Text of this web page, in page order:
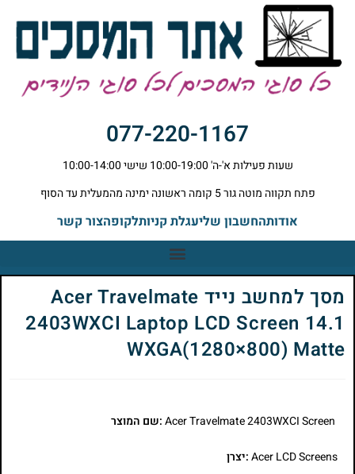
077-220-1167
שעות פעילות א'-ה' 10:00-19:00 שישי 10:00-14:00
פתח תקווה מוטה גור 5 קומה ראשונה ימינה מהמעלית עד הסוף
אודותהחשבון שליעגלת קניותלקופהצור קשר
מסך למחשב נייד Acer Travelmate
2403WXCI Laptop LCD Screen 14.1
WXGA(1280×800) Matte
:שם המוצר
Acer LCD Screens:יצרן